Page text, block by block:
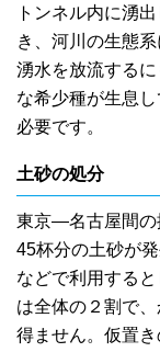
トンネル内に湧
き、河川の生態
湧水を放流する
な希少種が生息
必要です。
土砂の処分
東京―名古屋間の
45杯分の土砂が
などで利用する
は全体の２割で
得ません。仮置